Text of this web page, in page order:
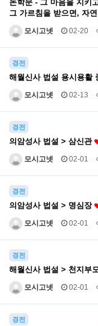
논학문 - 그 마음을 지키
그 가르침을 받으면, 자
모시고넷 02-20
경전
해월신사 법설 용시용활
모시고넷 02-13
경전
의암성사 법설 > 삼신관
모시고넷 02-01
경전
의암성사 법설 > 명심장
모시고넷 02-01
경전
해월신사 법설 > 천지부
모시고넷 02-01
경전